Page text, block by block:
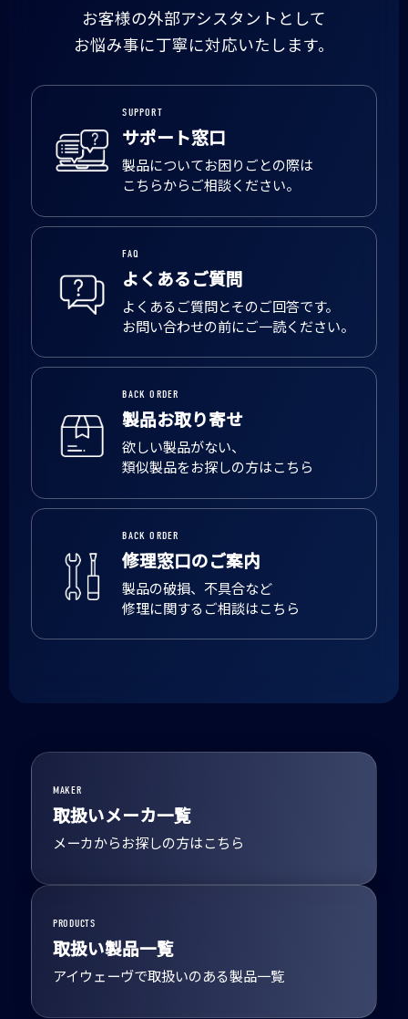
お客様の外部アシスタントとして
お悩み事に丁寧に対応いたします。
SUPPORT
サポート窓口
製品についてお困りごとの際は
こちらからご相談ください。
FAQ
よくあるご質問
よくあるご質問とそのご回答です。
お問い合わせの前にご一読ください。
BACK ORDER
製品お取り寄せ
欲しい製品がない、
類似製品をお探しの方はこちら
BACK ORDER
修理窓口のご案内
製品の破損、不具合など
修理に関するご相談はこちら
MAKER
取扱いメーカ一覧
メーカからお探しの方はこちら
PRODUCTS
取扱い製品一覧
アイウェーヴで取扱いのある製品一覧